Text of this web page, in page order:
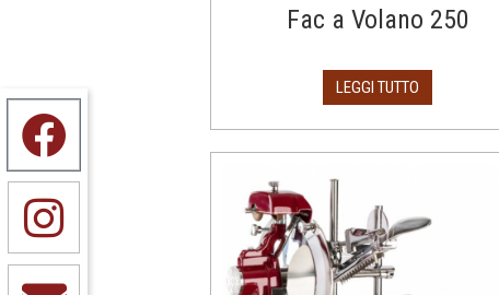
Fac a Volano 250
LEGGI TUTTO